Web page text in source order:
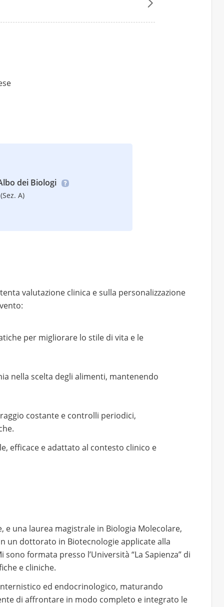
dei Biologi
A)
valutazione clinica e sulla personalizzazione
per migliorare lo stile di vita e le
nella scelta degli alimenti, mantenendo
costante e controlli periodici,
efficace e adattato al contesto clinico e
e una laurea magistrale in Biologia Molecolare,
un dottorato in Biotecnologie applicate alla
formata presso l’Università “La Sapienza” di
e cliniche.
ed endocrinologico, maturando
di affrontare in modo completo e integrato le